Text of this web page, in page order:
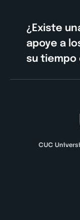
¿Existe
apoye a
su tiempo
CUC